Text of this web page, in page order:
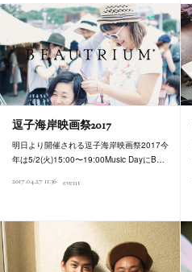
逗子海岸映画祭2017
明日より開催される逗子海岸映画祭2017今
年は5/2(火)15:00〜19:00Music DayにB…
2017.04.27 11:36 event